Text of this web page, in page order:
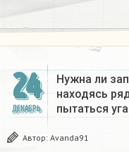
24
ДЕКАБРЬ
Нужна ли
находясь
пытаться
Автор: Avanda91